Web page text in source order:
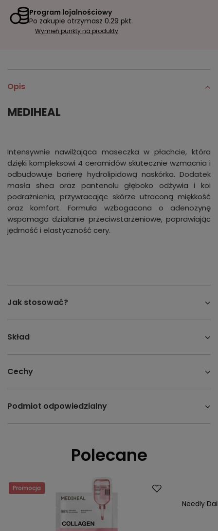
Program lojalnościowy
Po zakupie otrzymasz 0.29 pkt.
Wymień punkty na produkty
Opis
MEDIHEAL
Intensywnie nawilżająca maseczka w płachcie, która
dzięki kompleksowi 4 ceramidów skutecznie wzmacnia i
odbudowuje barierę hydrolipidową naskórka. Dodatek
masła shea oraz pantenolu głęboko odżywia i koi
podrażnienia, przywracając skórze utraconą miękkość
oraz komfort. Formuła wzbogacona o adenozynę
wspomaga działanie przeciwstarzeniowe, poprawiając
jędrność i elastyczność cery.
Jak stosować?
Skład
Cechy
Podmiot odpowiedzialny
Polecane
Promocja
Nasz
Needly